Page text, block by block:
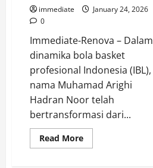
IBL
2026
immediate
January 24, 2026
0
Immediate-Renova – Dalam
dinamika bola basket
profesional Indonesia (IBL),
nama Muhamad Arighi
Hadran Noor telah
bertransformasi dari...
Read MoreRead
more